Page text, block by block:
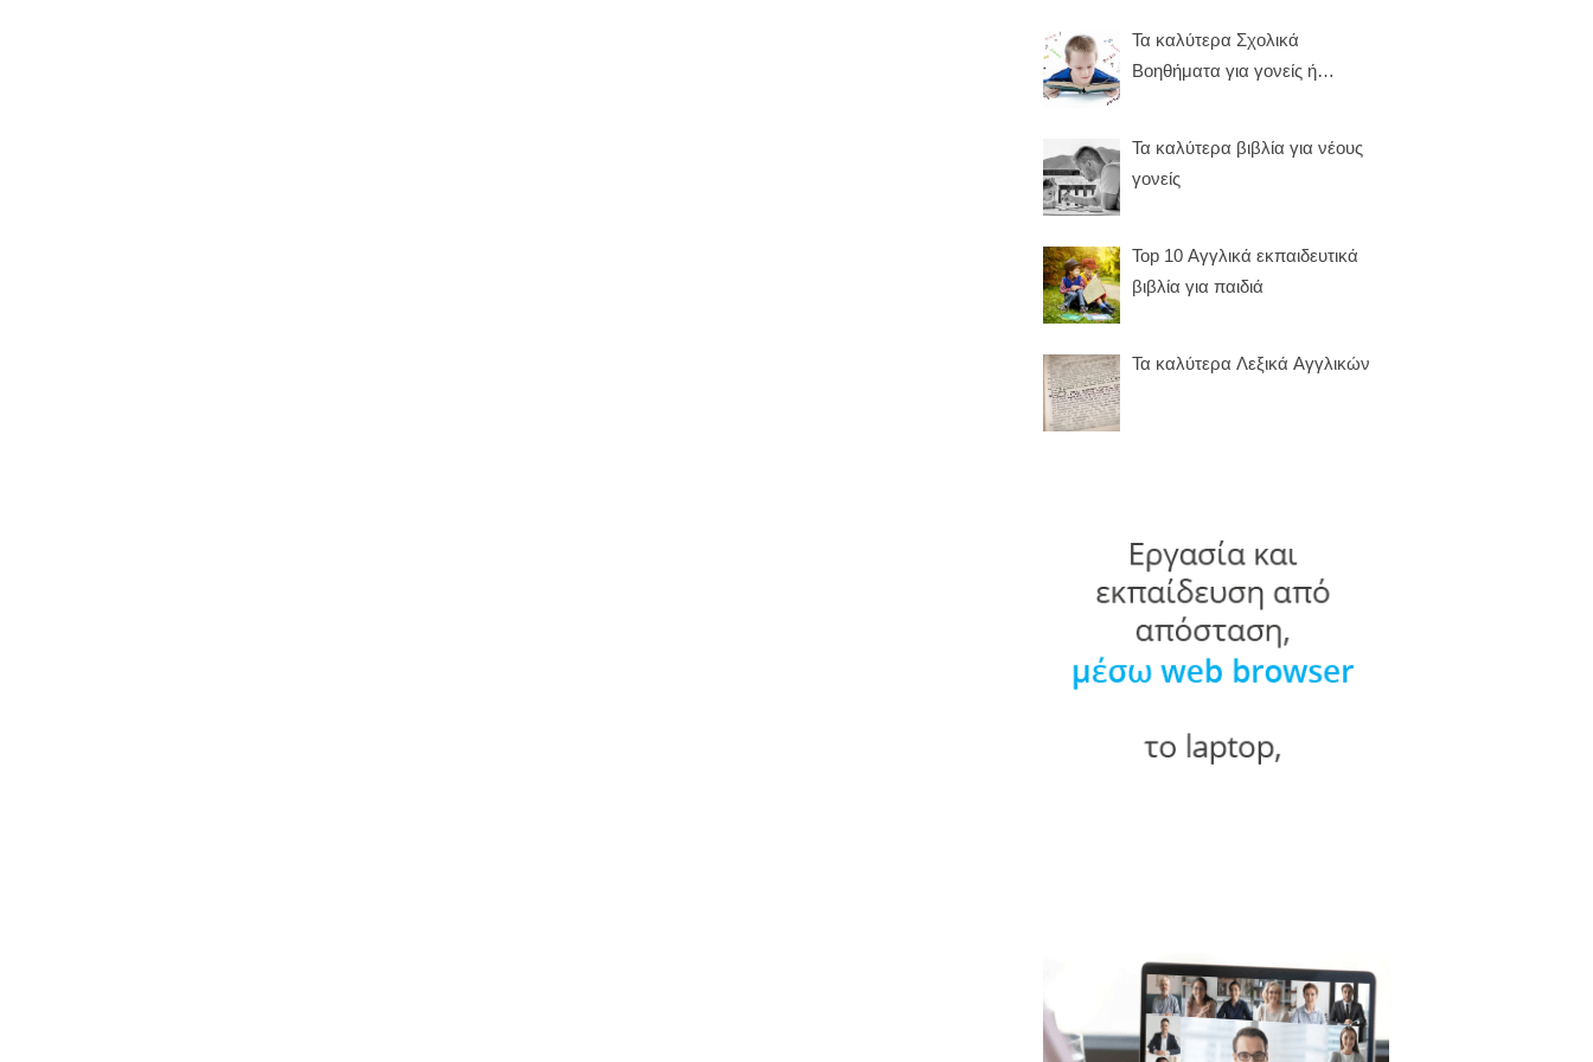
Τα καλύτερα Σχολικά
Βοηθήματα για γονείς ή
Τα καλύτερα βιβλία για νέους
γονείς
Top 10 Αγγλικά εκπαιδευτικά
βιβλία για παιδιά
Τα καλύτερα Λεξικά Αγγλικών